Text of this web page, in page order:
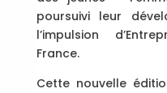
poursuivi leur
l’impulsion
France.
Cette nouvelle